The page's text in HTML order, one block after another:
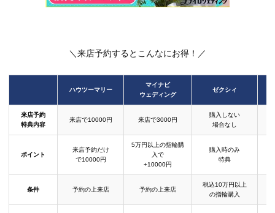
＼来店予約するとこんなにお得！／
ハウツーマリー
マイナビ
ウェディング
ゼクシィ
来店予約
特典内容
来店で10000円 来店で3000円
購入しない
場合なし
ポイント
来店予約だけ
で10000円
5万円以上の指輪購
入で
+10000円
購入時のみ
特典
条件 予約の上来店 予約の上来店
税込10万円以上
の指輪購入